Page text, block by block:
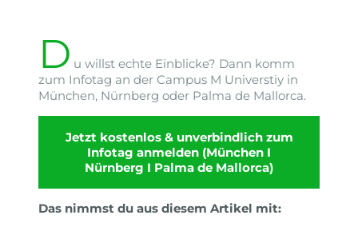
D u willst echte Einblicke? Dann komm
zum Infotag an der Campus M Universtiy in
München, Nürnberg oder Palma de Mallorca.
Jetzt kostenlos & unverbindlich zum
Infotag anmelden (München I
Nürnberg I Palma de Mallorca)
Das nimmst du aus diesem Artikel mit: